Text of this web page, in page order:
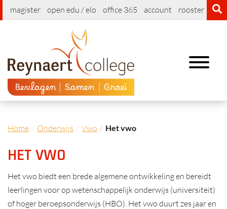
magister open edu / elo office 365 account rooster
Toggle
Home Onderwijs Vwo Het vwo
HET VWO
Het vwo biedt een brede algemene ontwikkeling en bereidt
leerlingen voor op wetenschappelijk onderwijs (universiteit)
of hoger beroepsonderwijs (HBO). Het vwo duurt zes jaar en